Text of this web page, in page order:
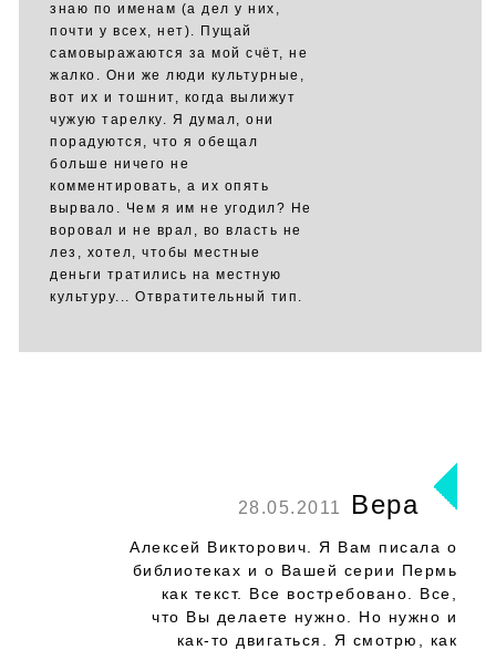
знаю по именам (а дел у них,
почти у всех, нет). Пущай
самовыражаются за мой счёт, не
жалко. Они же люди культурные,
вот их и тошнит, когда вылижут
чужую тарелку. Я думал, они
порадуются, что я обещал
больше ничего не
комментировать, а их опять
вырвало. Чем я им не угодил? Не
воровал и не врал, во власть не
лез, хотел, чтобы местные
деньги тратились на местную
культуру... Отвратительный тип.
28.05.2011 Вера
Алексей Викторович. Я Вам писала о
библиотеках и о Вашей серии Пермь
как текст. Все востребовано. Все,
что Вы делаете нужно. Но нужно и
как-то двигаться. Я смотрю, как